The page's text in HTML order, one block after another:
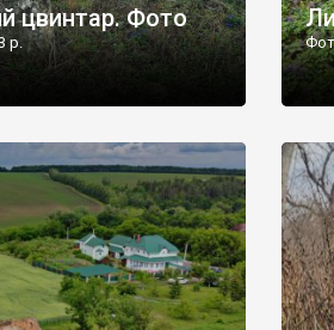
цвинтар. Фото
р.